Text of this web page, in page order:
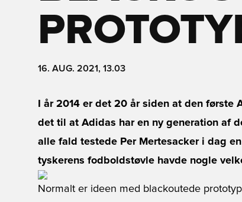
16. AUG. 2021, 13.03
I år 2014 er det 20 år siden at den
det til at Adidas har en ny generation af
alle fald testede Per Mertesacker i dag
tyskerens fodboldstøvle havde nogle
Normalt er ideen med blackoutede